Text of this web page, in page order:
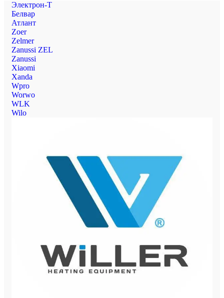
Электрон-Т
Белвар
Атлант
Zoer
Zelmer
Zanussi ZEL
Zanussi
Xiaomi
Xanda
Wpro
Worwo
WLK
Wilo